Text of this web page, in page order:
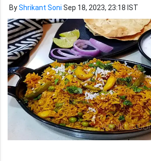
ByShrikant Soni Sep 18, 2023, 23:18 IST